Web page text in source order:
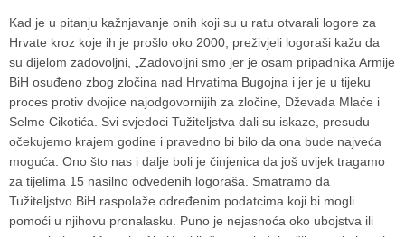
Kad je u pitanju kažnjavanje onih koji su u ratu otvarali logore za
Hrvate kroz koje ih je prošlo oko 2000, preživjeli logoraši kažu da
su dijelom zadovoljni, „Zadovoljni smo jer je osam pripadnika Armije
BiH osuđeno zbog zločina nad Hrvatima Bugojna i jer je u tijeku
proces protiv dvojice najodgovornijih za zločine, Dževada Mlaće i
Selme Cikotića. Svi svjedoci Tužiteljstva dali su iskaze, presudu
očekujemo krajem godine i pravedno bi bilo da ona bude najveća
moguća. Ono što nas i dalje boli je činjenica da još uvijek tragamo
za tijelima 15 nasilno odvedenih logoraša. Smatramo da
Tužiteljstvo BiH raspolaže određenim podatcima koji bi mogli
pomoći u njihovu pronalasku. Puno je nejasnoća oko ubojstva ili